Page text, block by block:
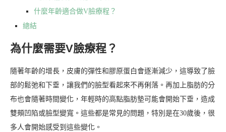
什麼年齡適合做V臉療程？
總結
為什麼需要V臉療程？
隨著年齡的增長，皮膚的彈性和膠原蛋白會逐漸減少，這導致了臉
部的鬆弛和下垂，讓我們的臉型看起來不再俐落。再加上脂肪的分
布也會隨著時間變化，年輕時的高點脂肪墊可能會開始下垂，造成
雙頰凹陷或臉型變寬。這些都是常見的問題，特別是在30歲後，很
多人會開始感受到這些變化。